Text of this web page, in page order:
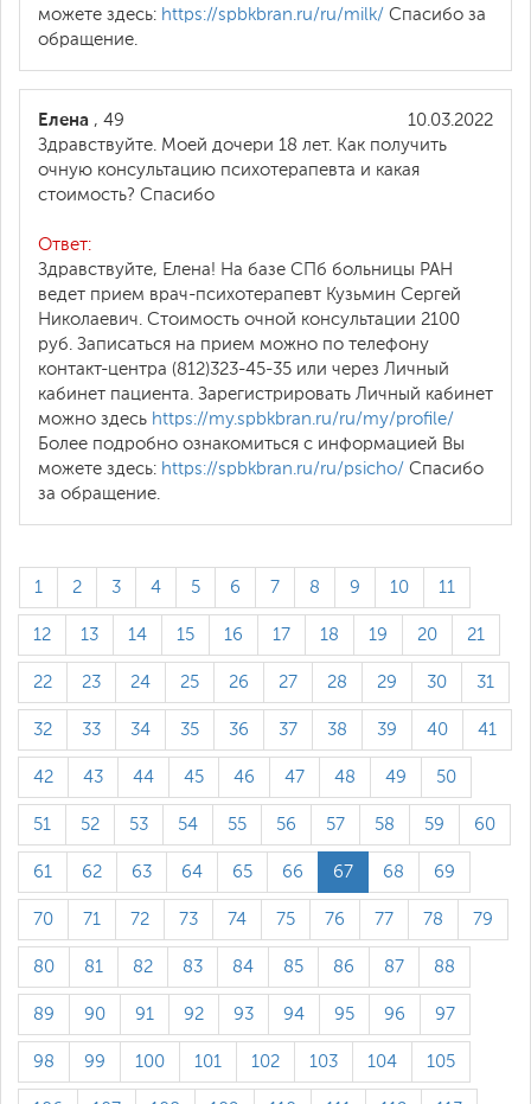
можете здесь: https://spbkbran.ru/ru/milk/ Спасибо за
обращение.
10.03.2022
Елена , 49
Здравствуйте. Моей дочери 18 лет. Как получить
очную консультацию психотерапевта и какая
стоимость? Спасибо
Ответ:
Здравствуйте, Елена! На базе СПб больницы РАН
ведет прием врач-психотерапевт Кузьмин Сергей
Николаевич. Стоимость очной консультации 2100
руб. Записаться на прием можно по телефону
контакт-центра (812)323-45-35 или через Личный
кабинет пациента. Зарегистрировать Личный кабинет
можно здесь https://my.spbkbran.ru/ru/my/profile/
Более подробно ознакомиться с информацией Вы
можете здесь: https://spbkbran.ru/ru/psicho/ Спасибо
за обращение.
1 2 3 4 5 6 7 8 9 10 11
12 13 14 15 16 17 18 19 20 21
22 23 24 25 26 27 28 29 30 31
32 33 34 35 36 37 38 39 40 41
42 43 44 45 46 47 48 49 50
51 52 53 54 55 56 57 58 59 60
61 62 63 64 65 66 67 68 69
70 71 72 73 74 75 76 77 78 79
80 81 82 83 84 85 86 87 88
89 90 91 92 93 94 95 96 97
98 99 100 101 102 103 104 105